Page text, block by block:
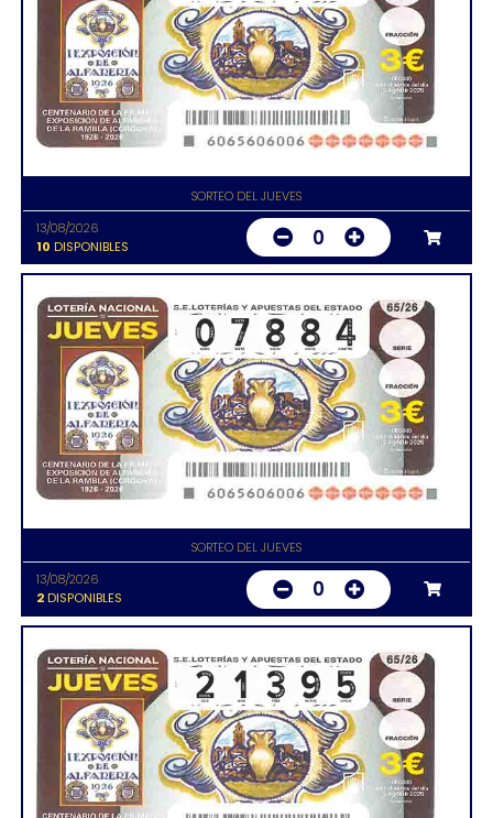
SORTEO DEL JUEVES
13/08/2026
10 DISPONIBLES 0
SORTEO DEL JUEVES
13/08/2026
2DISPONIBLES 0